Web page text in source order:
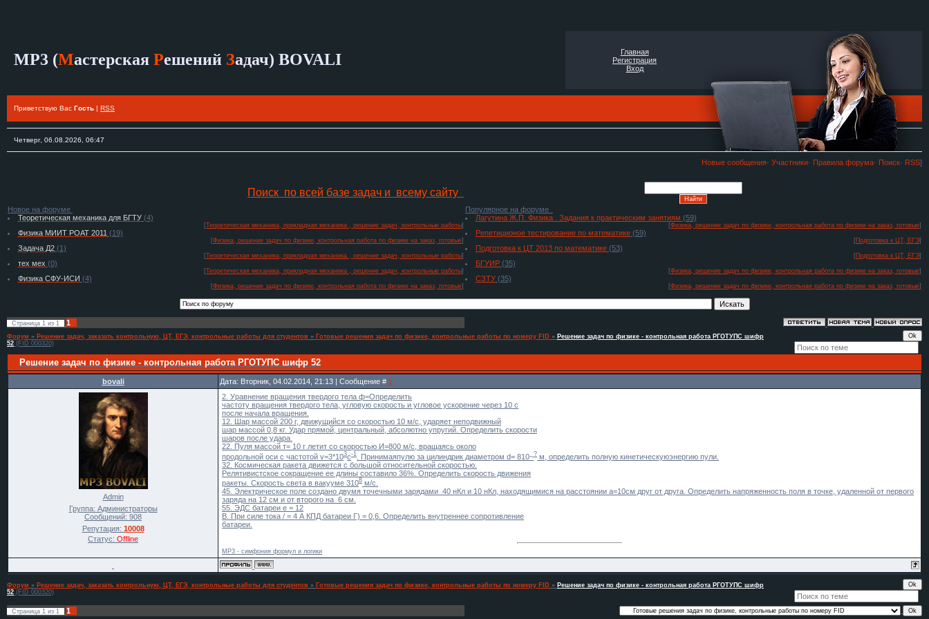
MP3 (Мастерская Решений Задач) BOVALI
Главная
Регистрация
Вход
Приветствую Вас Гость | RSS
Четверг, 06.08.2026, 06:47
Новые сообщения· Участники· Правила форума· Поиск· RSS]
Поиск по всей базе задач и всему сайту
Новое на форуме
Теоретическая механика для БГТУ(4)
[Теоретическая механика, прикладная механика , решение задач, контрольные работы]
Физика МИИТ РОАТ 2011 (19)
[Физика, решение задач по физике, контрольная работа по физике на заказ, готовые]
Задача Д2(1)
[Теоретическая механика, прикладная механика , решение задач, контрольные работы]
тех мех (0)
[Теоретическая механика, прикладная механика , решение задач, контрольные работы]
Физика СФУ-ИСИ (4)
[Физика, решение задач по физике, контрольная работа по физике на заказ, готовые]
Популярное на форуме
Лагутина Ж.П. Физика . Задания к практическим занятиям (59)
[Физика, решение задач по физике, контрольная работа по физике на заказ, готовые]
Репетиционое тестирование по математике (59)
[ Подготовка к ЦТ, ЕГЭ]
Подготовка к ЦТ 2013 по математике (53)
[ Подготовка к ЦТ, ЕГЭ]
БГУИР (35)
[Физика, решение задач по физике, контрольная работа по физике на заказ, готовые]
СЗТУ (35)
[Физика, решение задач по физике, контрольная работа по физике на заказ, готовые]
Страница 1 из 1 1
Форум » Решение задач, заказать контрольную, ЦТ, ЕГЭ, контрольные работы для студентов » Готовые решения задач по физике, контрольные работы по номеру FID » Решение задач по физике - контрольная работа РГОТУПС шифр
52 (FID 000320)
Решение задач по физике - контрольная работа РГОТУПС шифр 52
bovali Дата: Вторник, 04.02.2014, 21:13 | Сообщение # 1
Admin
Группа: Администраторы
Сообщений: 908
Репутация: 10008
Статус: Offline
2. Уравнение вращения твердого тела ф=Определить
частоту вращения твердого тела, угловую скорость и угловое ускорение через 10 с
после начала вращения.
12. Шар массой 200 г, движущийся со скоростью 10 м/с, ударяет неподвижный
шар массой 0,8 кг. Удар прямой, центральный, абсолютно упругий. Определить скорости
шаров после удара.
22. Пуля массой т= 10 г летит со скоростью И=800 м/с, вращаясь около
продольной оси с частотой v=3*103с-1 . Принимаяпулю за цилиндрик диаметром d= 810~? м, определить полную кинетическуюэнергию пули.
32. Космическая ракета движется с большой относительной скоростью.
Релятивистское сокращение ее длины составило 36%. Определить скорость движения
ракеты. Скорость света в вакууме 3108 м/с.
45. Электрическое поле создано двумя точечными зарядами 40 нКл и 10 нКл, находящимися на расстоянии а=10см друг от друга. Определить напряженность поля в точке, удаленной от первого
заряда на 12 см и от второго на 6 см.
55. ЭДС батареи е = 12
В. При силе тока / = 4 А КПД батареи Г) = 0,6. Определить внутреннее сопротивление
батареи.
MP3 - симфония формул и логики
Форум » Решение задач, заказать контрольную, ЦТ, ЕГЭ, контрольные работы для студентов » Готовые решения задач по физике, контрольные работы по номеру FID » Решение задач по физике - контрольная работа РГОТУПС шифр
52 (FID 000320)
Страница 1 из 1
1